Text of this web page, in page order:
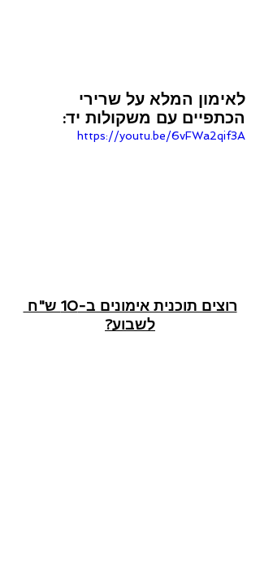
לאימון המלא על שרירי
הכתפיים עם משקולות יד:
https://youtu.be/6vFWa2qif3A
רוצים תוכנית אימונים ב-10 ש"ח
לשבוע?